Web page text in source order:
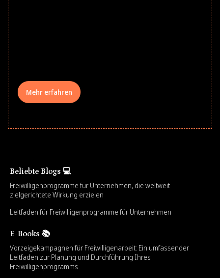
Mehr erfahren
Beliebte Blogs 💻
Freiwilligenprogramme für Unternehmen, die weltweit
zielgerichtete Wirkung erzielen
Leitfaden für Freiwilligenprogramme für Unternehmen
E-Books 📚
Vorzeigekampagnen für Freiwilligenarbeit: Ein umfassender
Leitfaden zur Planung und Durchführung Ihres
Freiwilligenprogramms